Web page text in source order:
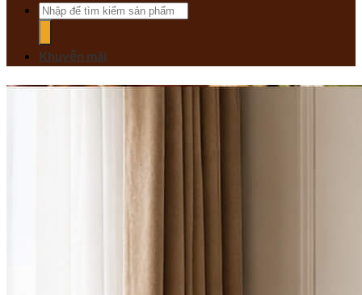
Tìm
kiếm:
Khuyến mãi